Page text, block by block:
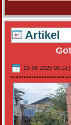
Artikel
23-08-2025 09:12